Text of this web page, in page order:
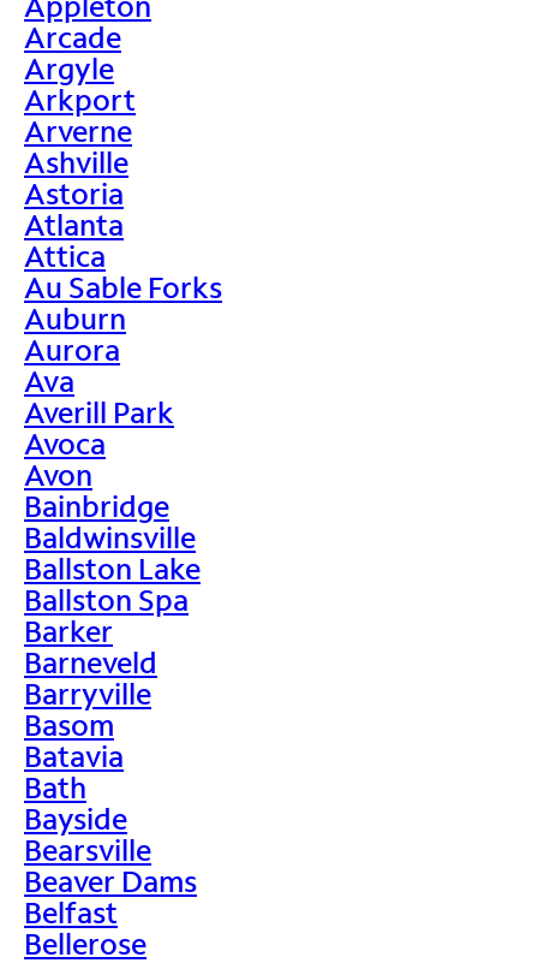
Arcade
Argyle
Arkport
Arverne
Ashville
Astoria
Atlanta
Attica
Au Sable Forks
Auburn
Aurora
Ava
Averill Park
Avoca
Avon
Bainbridge
Baldwinsville
Ballston Lake
Ballston Spa
Barker
Barneveld
Barryville
Basom
Batavia
Bath
Bayside
Bearsville
Beaver Dams
Belfast
Bellerose